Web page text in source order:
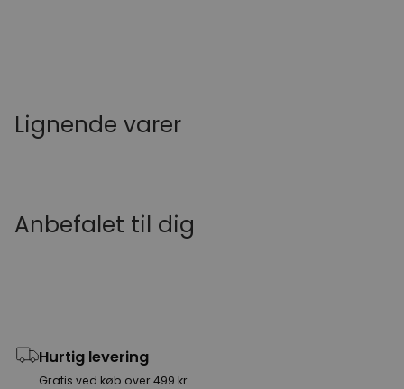
Lignende varer
Anbefalet til dig
Hurtig levering
Gratis ved køb over 499 kr.